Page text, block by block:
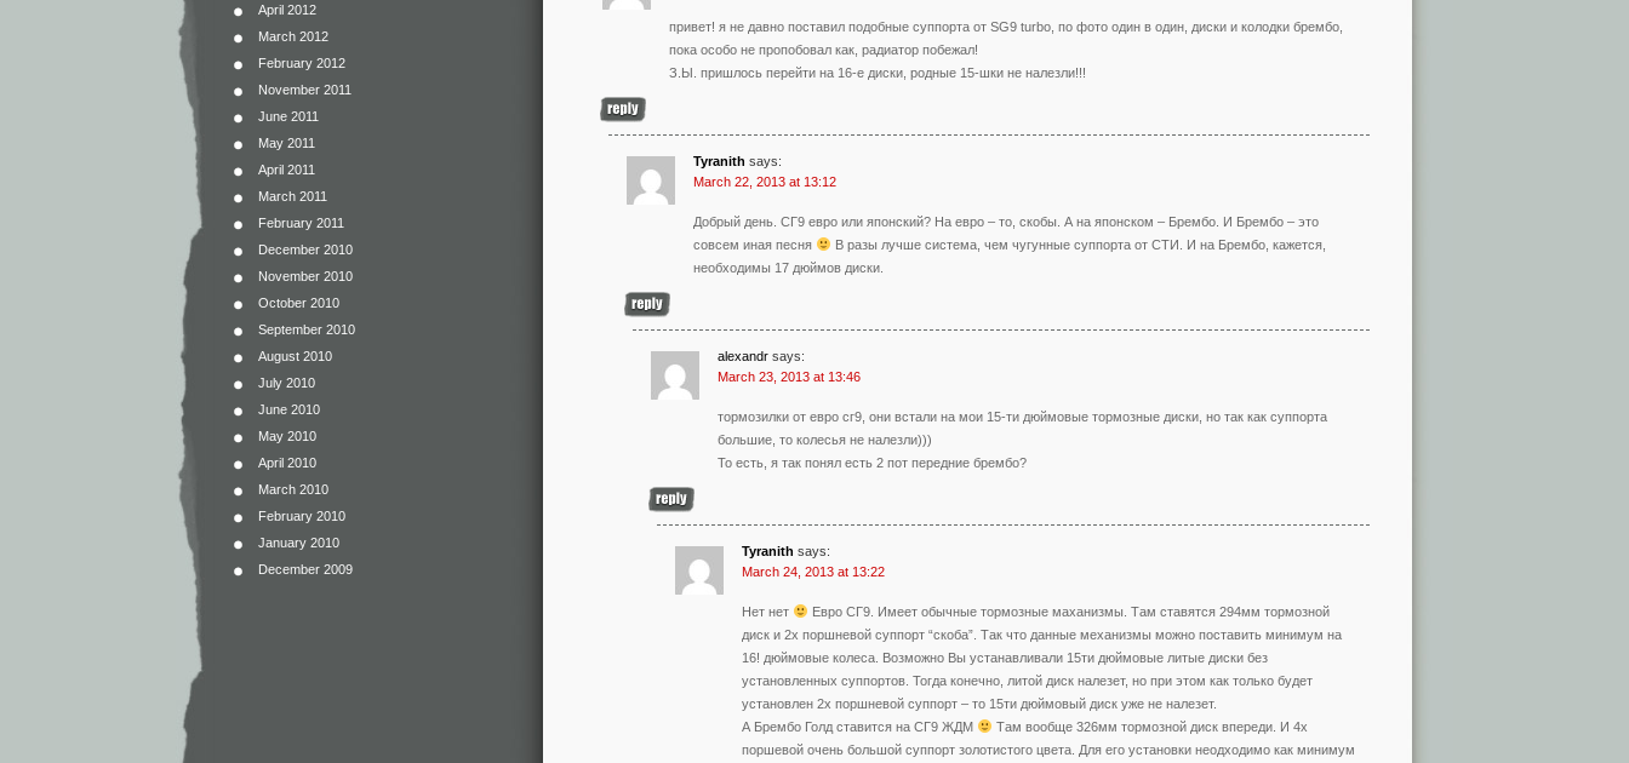
April 2012
March 2012
February 2012
November 2011
June 2011
May 2011
April 2011
March 2011
February 2011
December 2010
November 2010
October 2010
September 2010
August 2010
July 2010
June 2010
May 2010
April 2010
March 2010
February 2010
January 2010
December 2009
привет! я не давно поставил подобные суппорта от SG9 turbo, по фото один в один, диски и колодки брембо,
пока особо не пропобовал как, радиатор побежал!
З.Ы. пришлось перейти на 16-е диски, родные 15-шки не налезли!!!
Tyranith says:
March 22, 2013 at 13:12
Добрый день. СГ9 евро или японский? На евро – то, скобы. А на японском – Брембо. И Брембо – это
совсем иная песня
В разы лучше система, чем чугунные суппорта от СТИ. И на Брембо, кажется,
необходимы 17 дюймов диски.
alexandr says:
March 23, 2013 at 13:46
тормозилки от евро сг9, они встали на мои 15-ти дюймовые тормозные диски, но так как суппорта
большие, то колесья не налезли)))
То есть, я так понял есть 2 пот передние брембо?
Tyranith says:
March 24, 2013 at 13:22
Нет нет
Евро СГ9. Имеет обычные тормозные маханизмы. Там ставятся 294мм тормозной
диск и 2х поршневой суппорт “скоба”. Так что данные механизмы можно поставить минимум на
16! дюймовые колеса. Возможно Вы устанавливали 15ти дюймовые литые диски без
установленных суппортов. Тогда конечно, литой диск налезет, но при этом как только будет
установлен 2х поршневой суппорт – то 15ти дюймовый диск уже не налезет.
А Брембо Голд ставится на СГ9 ЖДМ
Там вообще 326мм тормозной диск впереди. И 4х
поршевой очень большой суппорт золотистого цвета. Для его установки неодходимо как минимум